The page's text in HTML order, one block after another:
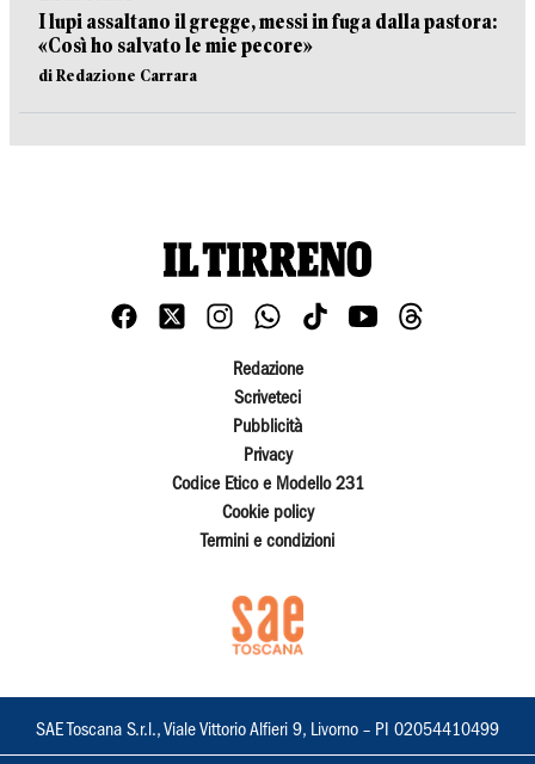
I lupi assaltano il gregge, messi in fuga dalla pastora:
«Così ho salvato le mie pecore»
di Redazione Carrara
Redazione
Scriveteci
Pubblicità
Privacy
Codice Etico e Modello 231
Cookie policy
Termini e condizioni
SAE Toscana S.r.l., Viale Vittorio Alfieri 9, Livorno – PI 02054410499